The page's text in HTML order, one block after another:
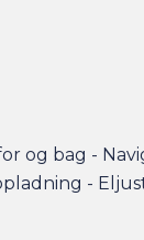
og bag -
-